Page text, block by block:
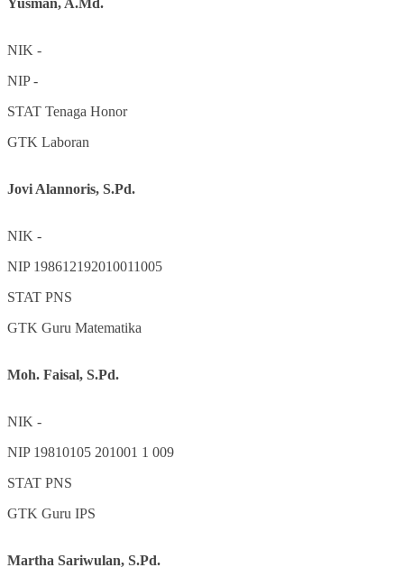
NIK -
NIP-
STAT Tenaga Honor
GTK Laboran
Jovi Alannoris, S.Pd.
NIK -
NIP 198612192010011005
STAT PNS
GTK Guru Matematika
Moh. Faisal, S.Pd.
NIK -
NIP 19810105 201001 1 009
STAT PNS
GTK Guru IPS
Martha Sariwulan, S.Pd.